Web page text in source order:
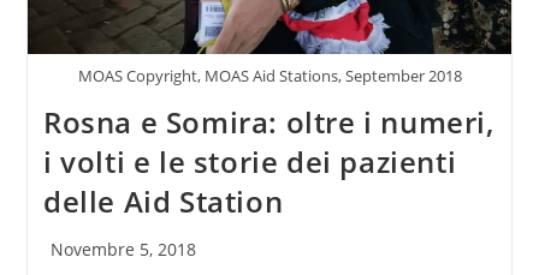
MOAS Copyright, MOAS Aid Stations, September 2018
Rosna e Somira: oltre i numeri,
i volti e le storie dei pazienti
delle Aid Station
Articolo
Novembre 5, 2018